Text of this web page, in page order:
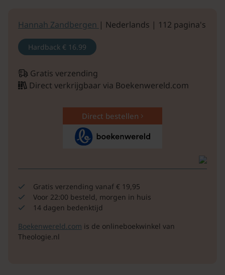
Hannah Zandbergen | Nederlands | 112 pagina's
Hardback € 16.99
Gratis verzending
Direct verkrijgbaar via Boekenwereld.com
Direct bestellen
Gratis verzending vanaf € 19,95
Voor 22:00 besteld, morgen in huis
14 dagen bedenktijd
Boekenwereld.com is de onlineboekwinkel van
Theologie.nl